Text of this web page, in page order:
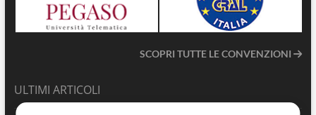
SCOPRI TUTTE LE CONVENZIONI
ULTIMI ARTICOLI